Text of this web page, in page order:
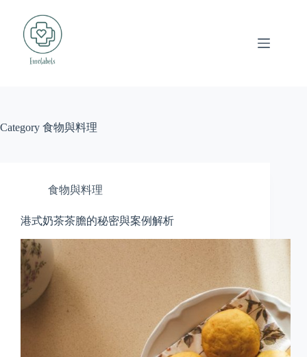
content
Category 食物與料理
食物與料理
港式奶茶茶膽的秘密與案例解析